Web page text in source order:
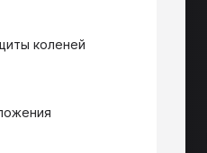
коленей